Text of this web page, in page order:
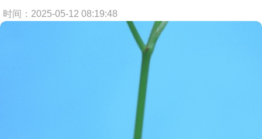
时间：2025-05-12 08:19:48